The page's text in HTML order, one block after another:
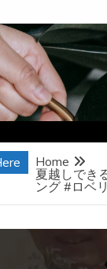
Home
夏越しでき
ング #ロベ